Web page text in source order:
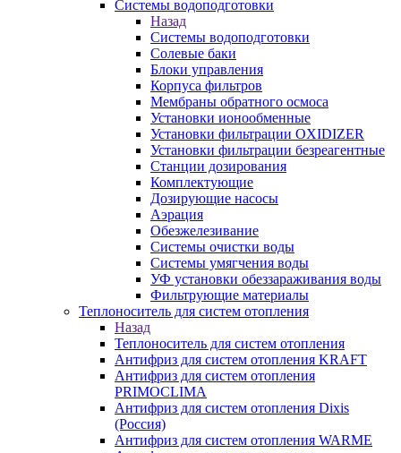
Системы водоподготовки
Назад
Системы водоподготовки
Солевые баки
Блоки управления
Корпуса фильтров
Мембраны обратного осмоса
Установки ионообменные
Установки фильтрации OXIDIZER
Установки фильтрации безреагентные
Станции дозирования
Комплектующие
Дозирующие насосы
Аэрация
Обезжелезивание
Системы очистки воды
Системы умягчения воды
УФ установки обеззараживания воды
Фильтрующие материалы
Теплоноситель для систем отопления
Назад
Теплоноситель для систем отопления
Антифриз для систем отопления KRAFT
Антифриз для систем отопления
PRIMOCLIMA
Антифриз для систем отопления Dixis
(Россия)
Антифриз для систем отопления WARME